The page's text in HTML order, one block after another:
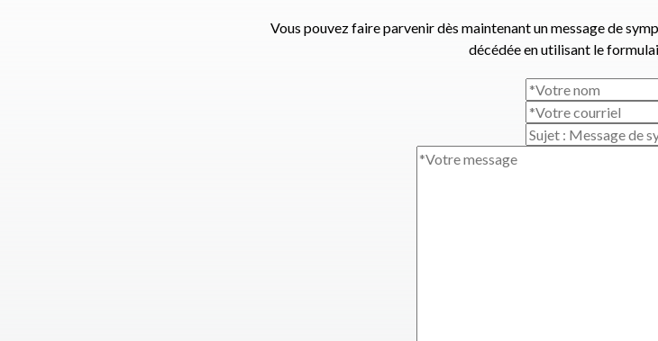
Vous pouvez faire parvenir dès maintenant un message de
décédée en utilisant le